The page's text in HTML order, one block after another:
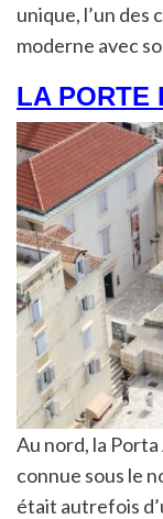
unique, l’un des
moderne avec
LA PORTE
Au nord, la
connue sous le
était autrefois